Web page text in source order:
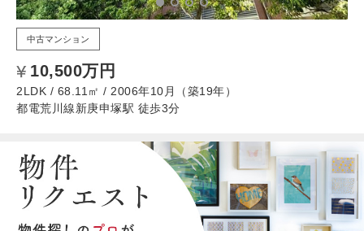
中古マンション
10,500万円
2LDK / 68.11㎡ / 2006年10月（築19年）
都電荒川線新庚申塚駅 徒歩3分